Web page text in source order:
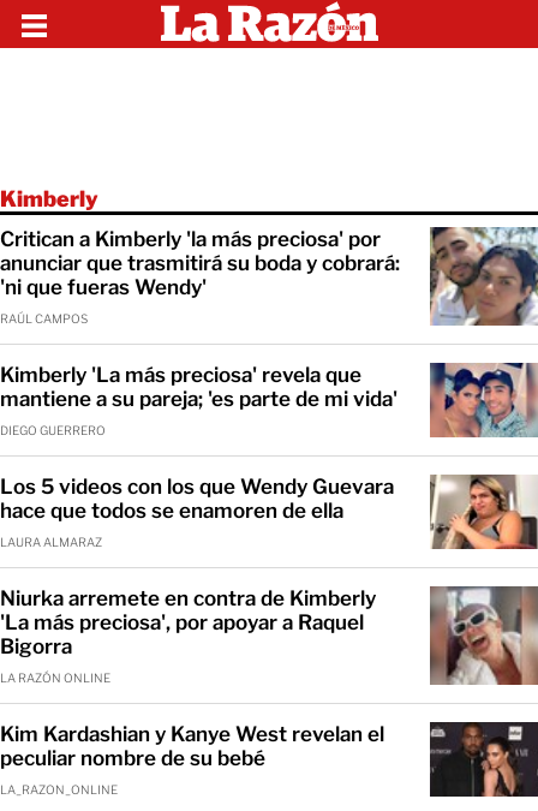
Kimberly
Critican a Kimberly 'la más preciosa' por
anunciar que trasmitirá su boda y cobrará:
'ni que fueras Wendy'
RAÚL CAMPOS
Kimberly 'La más preciosa' revela que
mantiene a su pareja; 'es parte de mi vida'
DIEGO GUERRERO
Los 5 videos con los que Wendy Guevara
hace que todos se enamoren de ella
LAURA ALMARAZ
Niurka arremete en contra de Kimberly
'La más preciosa', por apoyar a Raquel
Bigorra
LA RAZÓN ONLINE
Kim Kardashian y Kanye West revelan el
peculiar nombre de su bebé
LA_RAZON_ONLINE